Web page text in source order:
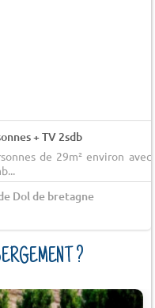
+ TV 2sdb
de 29m² environ avec
Dol de bretagne
?